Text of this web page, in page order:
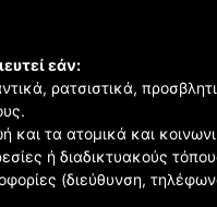
εάν:
ρατσιστικά,
και τα ατομικά και
ή διαδικτυακούς
(διεύθυνση,